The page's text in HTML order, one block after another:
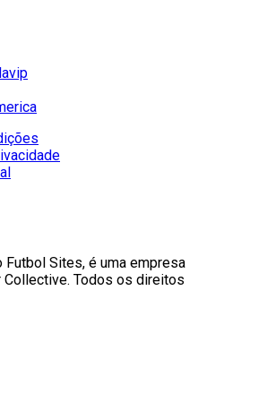
Futbol Sites, é uma empresa
Todos os direitos